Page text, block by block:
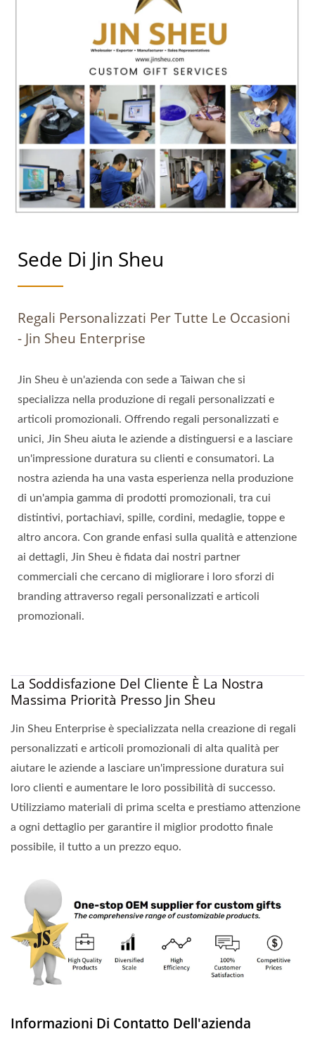
Sede Di Jin Sheu
Regali Personalizzati Per Tutte Le Occasioni
- Jin Sheu Enterprise
Jin Sheu è un'azienda con sede a Taiwan che si
specializza nella produzione di regali personalizzati e
articoli promozionali. Offrendo regali personalizzati e
unici, Jin Sheu aiuta le aziende a distinguersi e a lasciare
un'impressione duratura su clienti e consumatori. La
nostra azienda ha una vasta esperienza nella produzione
di un'ampia gamma di prodotti promozionali, tra cui
distintivi, portachiavi, spille, cordini, medaglie, toppe e
altro ancora. Con grande enfasi sulla qualità e attenzione
ai dettagli, Jin Sheu è fidata dai nostri partner
commerciali che cercano di migliorare i loro sforzi di
branding attraverso regali personalizzati e articoli
promozionali.
La Soddisfazione Del Cliente È La Nostra
Massima Priorità Presso Jin Sheu
Jin Sheu Enterprise è specializzata nella creazione di regali
personalizzati e articoli promozionali di alta qualità per
aiutare le aziende a lasciare un'impressione duratura sui
loro clienti e aumentare le loro possibilità di successo.
Utilizziamo materiali di prima scelta e prestiamo attenzione
a ogni dettaglio per garantire il miglior prodotto finale
possibile, il tutto a un prezzo equo.
Informazioni Di Contatto Dell'azienda